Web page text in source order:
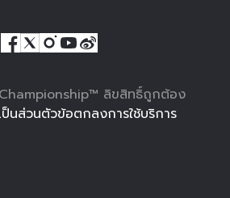
ลิขสิทธิ์ถูกต้อง
ป็นส่วนตัวข้อตกลงการใช้บริการ